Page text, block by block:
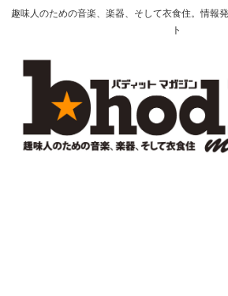
趣味人のための音楽、楽器、そして衣食住。情報
ト